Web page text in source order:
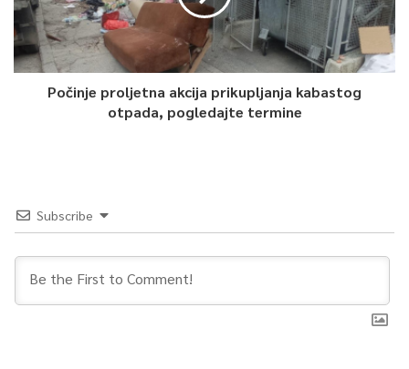
Počinje proljetna akcija prikupljanja kabastog
otpada, pogledajte termine
Subscribe